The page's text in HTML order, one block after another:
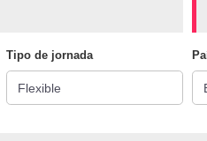
Tipo de jornada